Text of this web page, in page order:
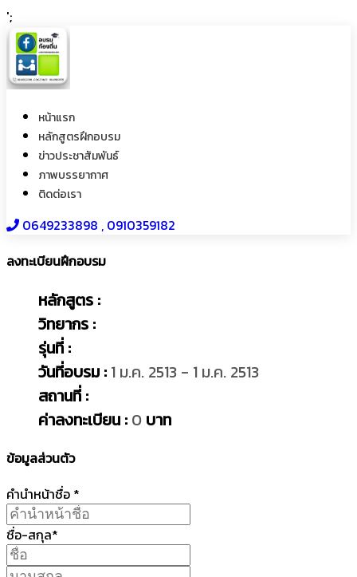
';
หน้าแรก
หลักสูตรฝึกอบรม
ข่าวประชาสัมพันธ์
ภาพบรรยากาศ
ติดต่อเรา
0649233898​ , 0910359182
ลงทะเบียนฝึกอบรม
หลักสูตร :
วิทยากร :
รุ่นที่ :
วันที่อบรม : 1 ม.ค. 2513 - 1 ม.ค. 2513
สถานที่ :
ค่าลงทะเบียน : 0 บาท
ข้อมูลส่วนตัว
คำนำหน้าชื่อ *
ชื่อ-สกุล*